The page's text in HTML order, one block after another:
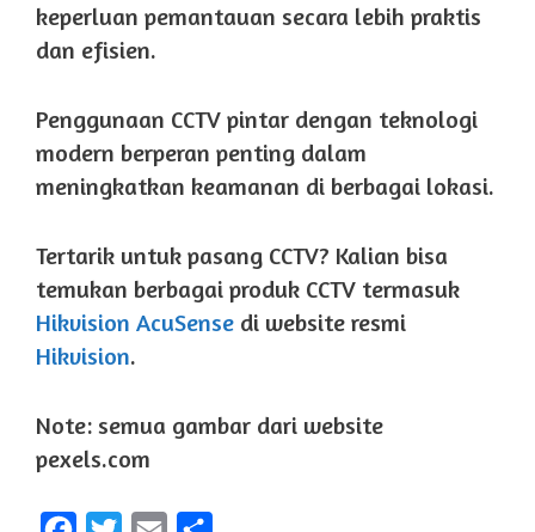
keperluan pemantauan secara lebih praktis
dan efisien.
Penggunaan CCTV pintar dengan teknologi
modern berperan penting dalam
meningkatkan keamanan di berbagai lokasi.
Tertarik untuk pasang CCTV? Kalian bisa
temukan berbagai produk CCTV termasuk
Hikvision AcuSense di website resmi
Hikvision.
Note: semua gambar dari website
pexels.com